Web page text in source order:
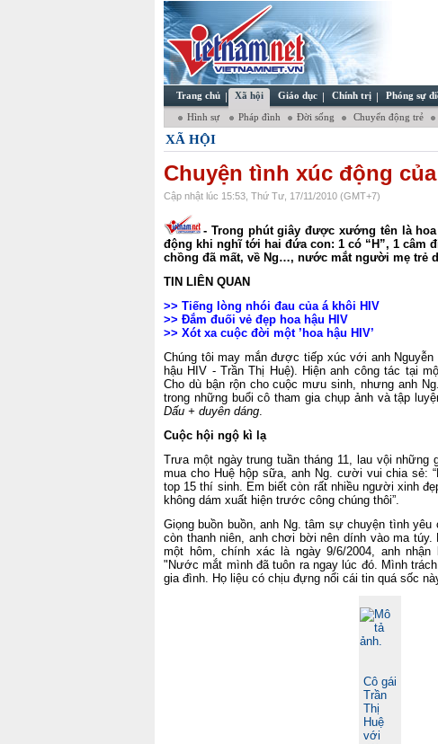
Trang chủ Xã hội Giáo dục Chính trị Phóng sự
Hình sự Pháp đình Đời sống Chuyển động trẻ
XÃ HỘI
Chuyện tình xúc động
Cập nhật lúc 15:53, Thứ Tư, 17/11/2010 (GMT+7)
- Trong phút giây được xướng tên là
động khi nghĩ tới hai đứa con: 1 có “H”, 1 câm
chồng đã mất, về Ng…, nước mắt người mẹ trẻ
TIN LIÊN QUAN
>> Tiếng lòng nhói đau của á khôi HIV
>> Đắm đuối vẻ đẹp hoa hậu HIV
>> Xót xa cuộc đời một ’hoa hậu HIV’
Chúng tôi may mắn được tiếp xúc với anh
hậu HIV - Trần Thị Huệ). Hiện anh công tác tại
Cho dù bận rộn cho cuộc mưu sinh, nhưng anh
trong những buổi cô tham gia chụp ảnh và tập
Dấu + duyên dáng.
Cuộc hội ngộ kì lạ
Trưa một ngày trung tuần tháng 11, lau vội những
mua cho Huệ hộp sữa, anh Ng. cười vui chia sẻ:
top 15 thí sinh. Em biết còn rất nhiều người xinh
không dám xuất hiện trước công chúng thôi”.
Giọng buồn buồn, anh Ng. tâm sự chuyện tình
còn thanh niên, anh chơi bời nên dính vào ma túy.
một hôm, chính xác là ngày 9/6/2004, anh
"Nước mắt mình đã tuôn ra ngay lúc đó. Mình
gia đình. Họ liệu có chịu đựng nổi cái tin quá sốc
Cô gái
Trần
Thị
Huệ
với